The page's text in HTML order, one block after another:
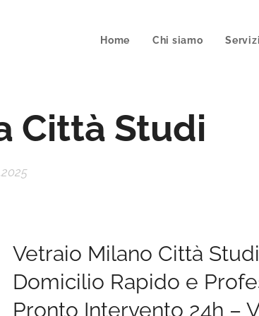
Home Chi siamo Servizi
Città Studi
Vetraio Milano Città
Domicilio Rapido e
Pronto Intervento 24h –